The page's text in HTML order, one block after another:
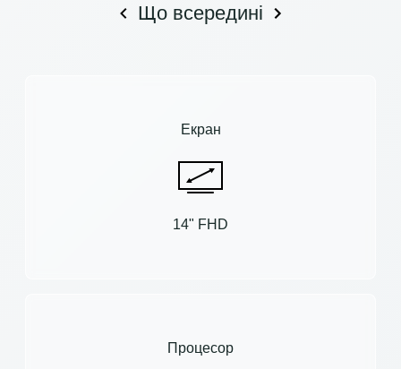
Що всередині
Екран
14" FHD
Процесор